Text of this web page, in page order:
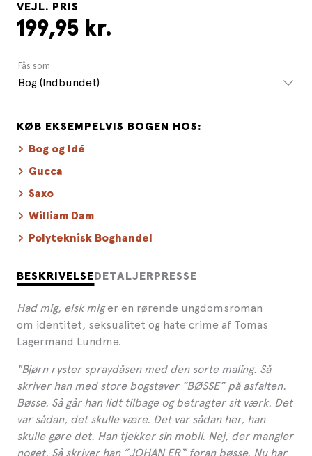
BESKRIVELSE DETALJER PRESSE
Had mig, elsk miger en rørende ungdomsroman
om identitet, seksualitet og hate crime af Tomas
Lagermand Lundme.
"Bjørn ryster spraydåsen med den sorte maling. Så
skriver han med store bogstaver ”BØSSE” på asfalten.
Bøsse. Så går han lidt tilbage og betragter sit værk. Det
var sådan, det skulle være. Det var sådan her, han
skulle gøre det. Han tjekker sin mobil. Nej, der mangler
noget. Så skriver han ”JOHAN ER“ foran bøsse. Nu har
VEJL. PRIS
199,95 kr.
Fås som
Bog (Indbundet)
KØB EKSEMPELVIS BOGEN HOS:
Bog og Idé
Gucca
Saxo
William Dam
Polyteknisk Boghandel